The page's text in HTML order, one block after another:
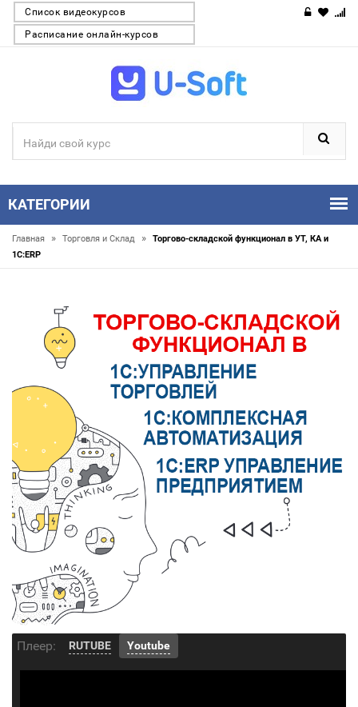
Список видеокурсов
Расписание онлайн-курсов
КАТЕГОРИИ
Главная » Торговля и Склaд »
Торгово-складской функционал в УТ, КА и
1С:ERP
Плеер: RUTUBE Youtube